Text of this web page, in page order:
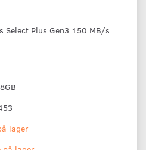
Select Plus Gen3 150 MB/s
lager